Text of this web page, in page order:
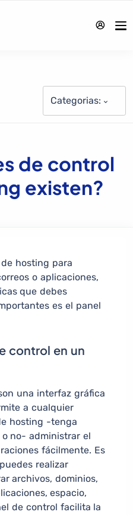
Categorias:
de control
existen?
hosting para
o aplicaciones,
que debes
es el panel
control en un
una interfaz gráfica
a cualquier
hosting -tenga
no- administrar el
fácilmente. Es
realizar
archivos, dominios,
espacio,
de control facilita la